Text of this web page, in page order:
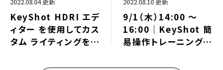
2022.08.04 更新
KeyShot HDRI エデ
ィター を使用してカス
タム ライティングをす
2022.08.10 更新
9/1（木）14:00 ～
16:00｜KeyShot 簡
易操作トレーニングウ
了しました